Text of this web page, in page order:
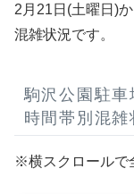
2月21日(土曜日)
混雑状況です。
駒沢公園駐
時間帯別混雑
※横スクロールで